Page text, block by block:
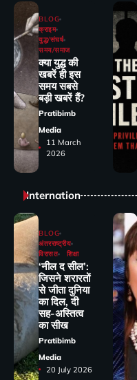
BLOG
क्राइम
युद्ध/संघर्ष
समय/समाज
क्या युद्ध की
खबरें ही इस
समय सबसे
बड़ी खबरें हैं?
Pratibimb
Media
11 March
2026
Internation
BLOG
अंतरराष्ट्रीय
विरासत
शिक्षा
‘नील द सील’:
जिसने शरारतों
से जीता दुनिया
का दिल, दी
सह-अस्तित्व
का सीख
Pratibimb
Media
20 July 2026